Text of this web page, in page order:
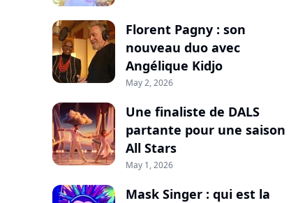
Florent Pagny : son
nouveau duo avec
Angélique Kidjo
May 2, 2026
Une finaliste de DALS
partante pour une saison
All Stars
May 1, 2026
Mask Singer : qui est la